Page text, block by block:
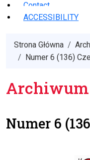
Contact
ACCESSIBILITY
Strona Główna
Numer 6 (136)
Archiwum
Numer 6